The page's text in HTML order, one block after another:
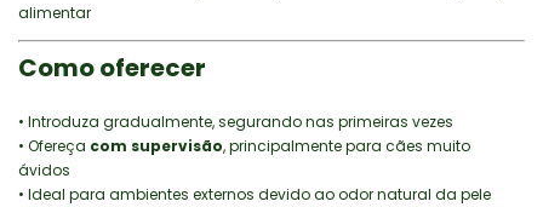
alimentar
Como oferecer
• Introduza gradualmente, segurando nas primeiras vezes
• Ofereça com supervisão, principalmente para cães muito
ávidos
• Ideal para ambientes externos devido ao odor natural da pele